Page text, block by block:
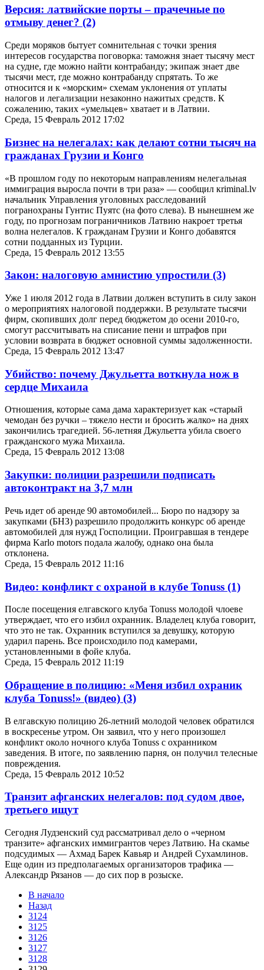
Версия: латвийские порты – прачечные по
отмыву денег? (2)
Среди моряков бытует сомнительная с точки зрения
интересов государства поговорка: таможня знает тысячу мест
на судне, где можно найти контрабанду; экипаж знает две
тысячи мест, где можно контрабанду спрятать. То же
относится и к «морским» схемам уклонения от уплаты
налогов и легализации незаконно нажитых средств. К
сожалению, таких «умельцев» хватает и в Латвии.
Среда, 15 Февраль 2012 17:02
Бизнес на нелегалах: как делают сотни тысяч на
гражданах Грузии и Конго
«В прошлом году по некоторым направлениям нелегальная
иммиграция выросла почти в три раза» — сообщил кriminal.lv
начальник Управления уголовных расследований
погранохраны Гунтис Пуятс (на фото слева). В нынешнем же
году, по прогнозам пограничников Латвию накроет третья
волна нелегалов. К гражданам Грузии и Конго добавятся
сотни подданных из Турции.
Среда, 15 Февраль 2012 13:55
Закон: налоговую амнистию упростили (3)
Уже 1 июля 2012 года в Латвии должен вступить в силу закон
о мероприятиях налоговой поддержки. В результате тысячи
фирм, скопивших долг перед бюджетом до осени 2010-го,
смогут рассчитывать на списание пени и штрафов при
условии возврата в бюджет основной суммы задолженности.
Среда, 15 Февраль 2012 13:47
Убийство: почему Джульетта воткнула нож в
сердце Михаила
Отношения, которые сама дама характеризует как «старый
чемодан без ручки – тяжело нести и бросить жалко» на днях
закончились трагедией. 56-летняя Джульетта убила своего
гражданского мужа Михаила.
Среда, 15 Февраль 2012 13:08
Закупки: полиции разрешили подписать
автоконтракт на 3,7 млн
Речь идет об аренде 90 автомобилей... Бюро по надзору за
закупками (БНЗ) разрешило продолжить конкурс об аренде
автомобилей для нужд Госполиции. Проигравшая в тендере
фирма Karlo motors подала жалобу, однако она была
отклонена.
Среда, 15 Февраль 2012 11:16
Видео: конфликт с охраной в клубе Tonuss (1)
После посещения елгавского клуба Tonuss молодой члоеве
утверждает, что его избил охранник. Владелец клуба говорит,
что это не так. Охранник вступился за девушку, которую
ударил парень. Все происходило под камерами,
установленными в фойе клуба.
Среда, 15 Февраль 2012 11:19
Обращение в полицию: «Меня избил охраник
клуба Tonuss!» (видео) (3)
В елгавскую полицию 26-летний молодой человек обратился
в воскресенье утром. Он заявил, что у него произошел
конфликт около ночного клуба Tonuss с охранником
заведения. В итоге, по заявлению парня, он получил телесные
повреждения.
Среда, 15 Февраль 2012 10:52
Транзит афганских нелегалов: под судом двое,
третьего ищут
Сегодня Лудзенский суд рассматривал дело о «черном
транзите» афганских иммигрантов через Латвию. На скамье
подсудимых — Ахмад Барек Кавьяр и Андрей Сухамлинов.
Еще один из предполагаемых организаторов трафика —
Александр Рязанов — до сих пор в розыске.
В начало
Назад
3124
3125
3126
3127
3128